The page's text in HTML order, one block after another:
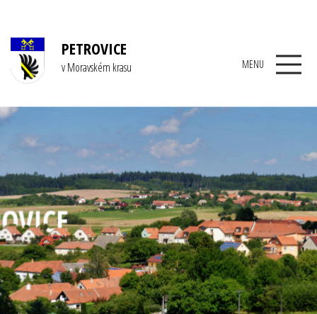
PETROVICE
v Moravském krasu MENU